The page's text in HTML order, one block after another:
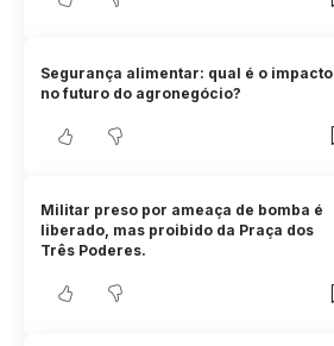
Segurança alimentar: qual é o impacto
no futuro do agronegócio?
Militar preso por ameaça de bomba é
liberado, mas proibido da Praça dos
Três Poderes.